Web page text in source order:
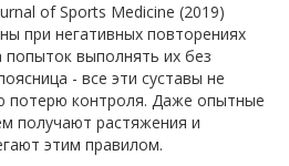
of Sports Medicine (2019)
при негативных повторениях
попыток выполнять их без
- все эти суставы не
потерю контроля. Даже опытные
получают растяжения и
этим правилом.